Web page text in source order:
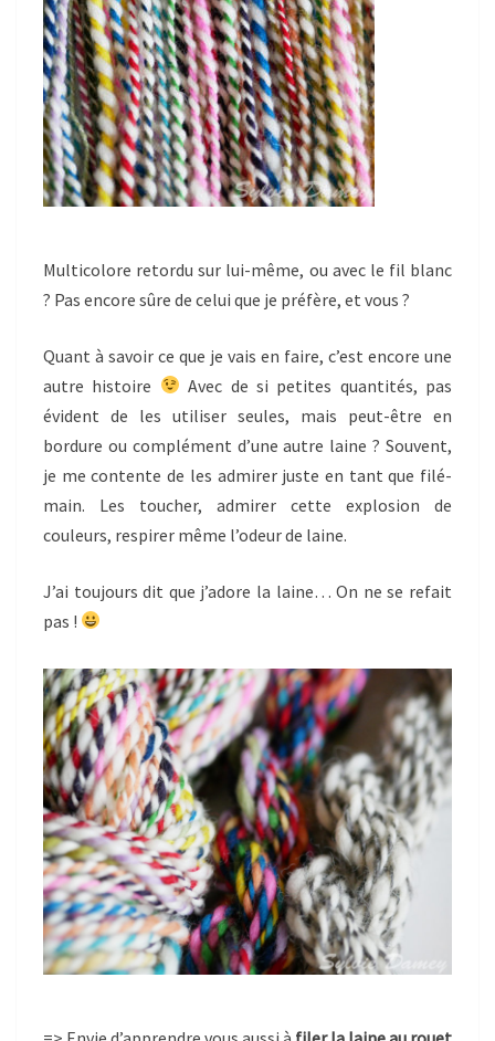
Multicolore retordu sur lui-même, ou avec le fil blanc
? Pas encore sûre de celui que je préfère, et vous ?
Quant à savoir ce que je vais en faire, c’est encore une
autre histoire
Avec de si petites quantités, pas
évident de les utiliser seules, mais peut-être en
bordure ou complément d’une autre laine ? Souvent,
je me contente de les admirer juste en tant que filé-
main. Les toucher, admirer cette explosion de
couleurs, respirer même l’odeur de laine.
J’ai toujours dit que j’adore la laine… On ne se refait
pas !